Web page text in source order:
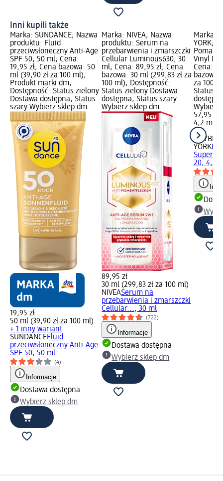
Inni kupili także
Marka: SUNDANCE; Nazwa
produktu: Fluid
przeciwsłoneczny Anti-Age
SPF 50, 50 ml; Cena:
19,95 zł; Cena bazowa: 50
ml (39,90 zł za 100 ml);
Produkt marki dm;
Dostępność: Status zielony
Dostawa dostępna, Status
szary Wybierz sklep dm
19,95 zł
50 ml (39,90 zł za 100 ml)
+ 1 inny wariant
SUNDANCEFluid
przeciwsłoneczny Anti-Age
SPF 50, 50 ml
(4)
Informacje
Dostawa dostępna
Wybierz sklep dm
Marka: NIVEA; Nazwa
produktu: Serum na
przebarwienia i zmarszczki
Cellular Luminous630, 30
ml; Cena: 89,95 zł; Cena
bazowa: 30 ml (299,83 zł za
100 ml); Dostępność:
Status zielony Dostawa
dostępna, Status szary
Wybierz sklep dm
89,95 zł
30 ml (299,83 zł za 100 ml)
NIVEASerum na
przebarwienia i zmarszczki
Cellular..., 30 ml
(722)
Informacje
Dostawa dostępna
Wybierz sklep dm
Marka:
YORK;
Vinyl Ink
Cena:
bazowa:
za 100
Status
Wybierz
57,95 zł
4,2 ml (1
ml)
YORK
Super
20, 4,2